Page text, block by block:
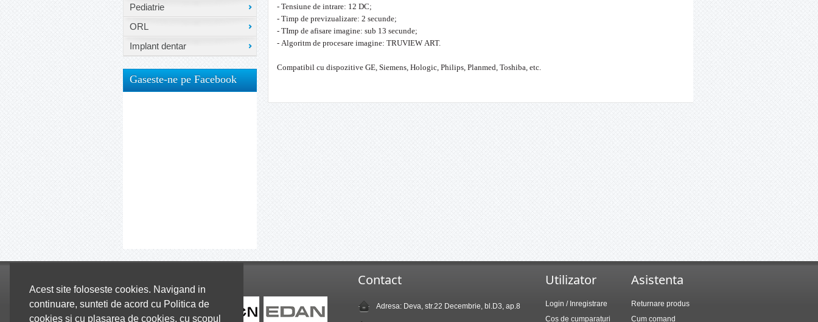
Acest site foloseste cookies. Navigand in
continuare, sunteti de acord cu Politica de
cookies si cu plasarea de cookies, cu scopul
Pediatrie
ORL
Implant dentar
Gaseste-ne pe Facebook
- Tensiune de intrare: 12 DC;
- Timp de previzualizare: 2 secunde;
- TImp de afisare imagine: sub 13 secunde;
- Algoritm de procesare imagine: TRUVIEW ART.
Compatibil cu dispozitive GE, Siemens, Hologic, Philips, Planmed, Toshiba, etc.
Contact
Adresa: Deva, str.22 Decembrie, bl.D3, ap.8
Utilizator
Login / Inregistrare
Cos de cumparaturi
Asistenta
Returnare produs
Cum comand